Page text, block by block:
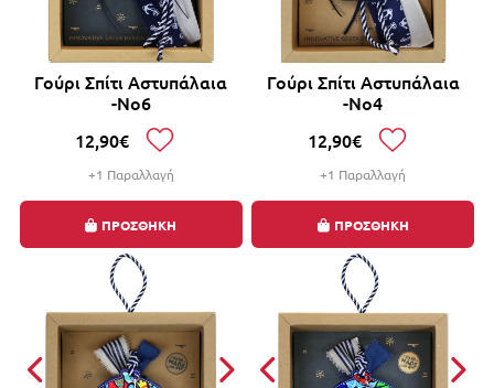
Γούρι Σπίτι Αστυπάλαια
-Νο6
12,90€
+1 Παραλλαγή
ΠΡΟΣΘΗΚΗ
Γούρι Σπίτι Αστυπάλαια
-Νο4
12,90€
+1 Παραλλαγή
ΠΡΟΣΘΗΚΗ